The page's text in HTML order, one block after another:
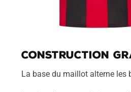
Construction
La base du maillot alterne les